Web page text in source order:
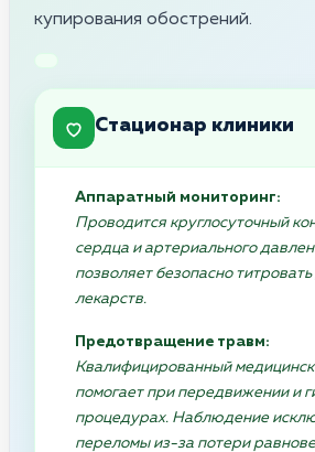
купирования обострений.
Стационар клиники
Аппаратный мониторинг:
Проводится круглосуточный
сердца и артериального
позволяет безопасно
лекарств.
Предотвращение травм:
Квалифицированный
помогает при передвижении и
процедурах. Наблюдение
переломы из-за потери